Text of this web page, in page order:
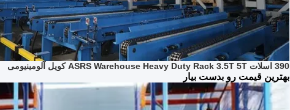
390 اسلات ASRS Warehouse Heavy Duty Rack 3.5T 5T کویل آلومینیومی
بهترین قیمت رو بدست بیار